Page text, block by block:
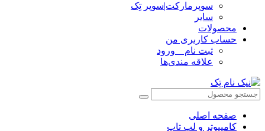
سوپرمارکت|سوپر تِک
سایر
محصولات
حساب کاربری من
ثبت نام _ ورود
علاقه مندی‌ها
صفحه اصلی
کامپیوتر و‌‌‌‌‌ لپ تاپ